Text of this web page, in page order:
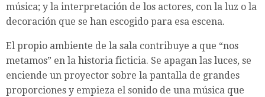
música; y la interpretación de los actores, con la luz o la
decoración que se han escogido para esa escena.
El propio ambiente de la sala contribuye a que “nos
metamos” en la historia ficticia. Se apagan las luces, se
enciende un proyector sobre la pantalla de grandes
proporciones y empieza el sonido de una música que